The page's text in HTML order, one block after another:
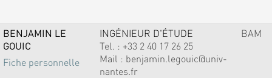
BENJAMIN LE
GOUIC
Fiche personnelle
INGÉNIEUR D'ÉTUDE
Tel. : +33 2 40 17 26 25
Mail : benjamin.legouic@univ-
nantes.fr
BAM